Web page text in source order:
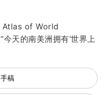
Atlas of World
天的南美洲拥有‘世界上
稿